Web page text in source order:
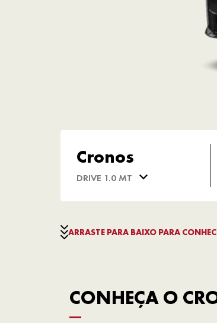
Cronos
DRIVE 1.0 MT
ARRASTE PARA BAIXO PARA
CONHEÇA O